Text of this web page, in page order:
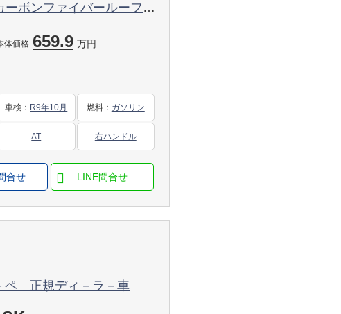
ーボンファイバールーフ
ングアシストプロ
体価格 659.9 万円
車検 ： R9年10月 燃料： ガソリン
AT 右ハンドル
合せ
ペ 正規ディ－ラ－車